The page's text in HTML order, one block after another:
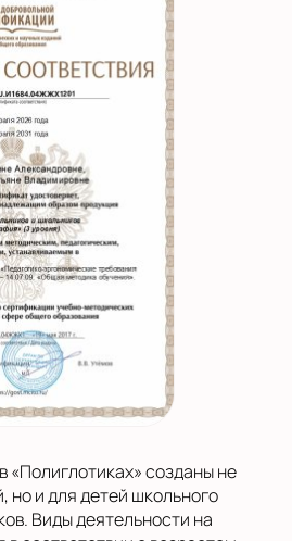
«Полиглотиках» созданы не
но и для детей школьного
Виды деятельности на